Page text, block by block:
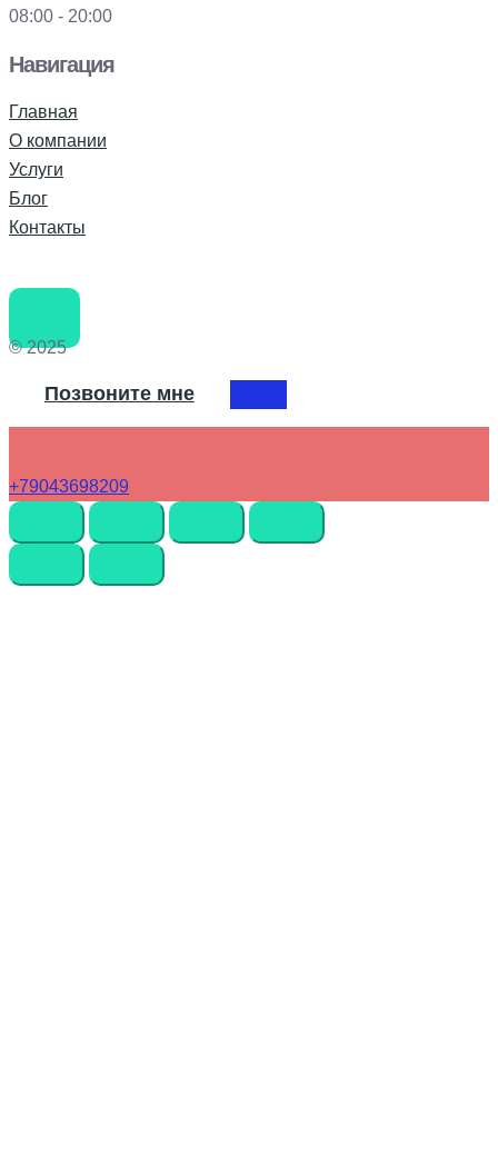
08:00 - 20:00
Навигация
Главная
О компании
Услуги
Блог
Контакты
© 2025
Позвоните мне
+79043698209